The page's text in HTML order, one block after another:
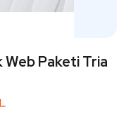
Web Paketi Tria